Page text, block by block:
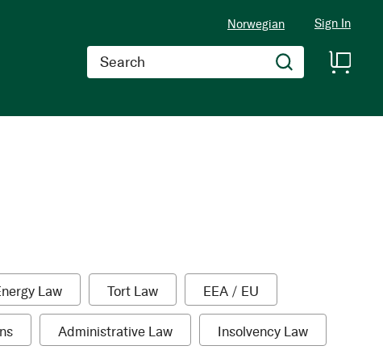
Norwegian Sign In
Search
Law
item
Tort Law
item
EEA / EU
item
item
Administrative Law
item
Insolvency Law
item